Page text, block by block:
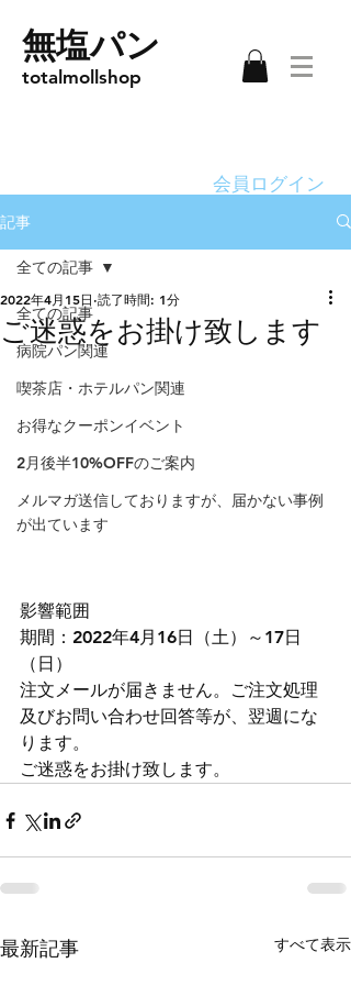
totalmollshop
無塩パン
会員ログイン
記事
全ての記事
病院パン関連
喫茶店・ホテルパン関連
お得なクーポンイベント
2月後半10%OFFのご案内
メルマガ送信しておりますが、届かない事例
が出ています
全ての記事
ご迷惑をお掛け致します
2022年4月15日 読了時間: 1分
影響範囲
期間：2022年4月16日（土）～17日
（日）
注文メールが届きません。ご注文処理
及びお問い合わせ回答等が、翌週にな
ります。
ご迷惑をお掛け致します。
最新記事 すべて表示